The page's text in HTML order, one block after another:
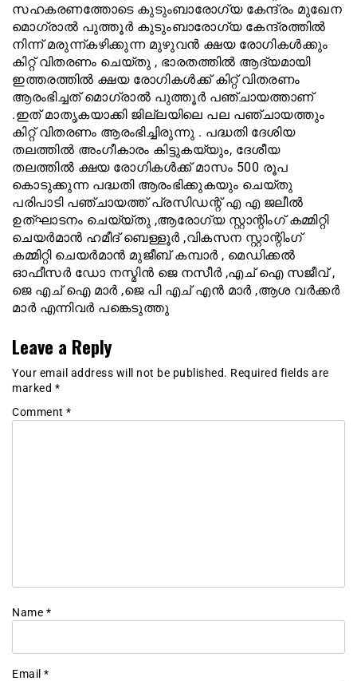
സഹകരണത്തോടെ കുടുംബാരോഗ്യ കേന്ദ്രം മുഖേന
മൊഗ്രാൽ പുത്തൂർ കുടുംബാരോഗ്യ കേന്ദ്രത്തിൽ
നിന്ന് മരുന്ന്കഴിക്കുന്ന മുഴുവൻ ക്ഷയ രോഗികൾക്കും
കിറ്റ് വിതരണം ചെയ്തു , ഭാരതത്തിൽ ആദ്യമായി
ഇത്തരത്തിൽ ക്ഷയ രോഗികൾക്ക് കിറ്റ് വിതരണം
ആരംഭിച്ചത് മൊഗ്രാൽ പുത്തൂർ പഞ്ചായത്താണ്
.ഇത് മാതൃകയാക്കി ജില്ലയിലെ പല പഞ്ചായത്തും
കിറ്റ് വിതരണം ആരംഭിച്ചിരുന്നു . പദ്ധതി ദേശിയ
തലത്തിൽ അംഗീകാരം കിട്ടുകയ്യും, ദേശീയ
തലത്തിൽ ക്ഷയ രോഗികൾക്ക് മാസം 500 രൂപ
കൊടുക്കുന്ന പദ്ധതി ആരംഭിക്കുകയും ചെയ്തു
പരിപാടി പഞ്ചായത്ത്‌ പ്രസിഡന്റ് എ എ ജലീൽ
ഉത്ഘാടനം ചെയ്യ്തു ,ആരോഗ്യ സ്റ്റാന്റിംഗ് കമ്മിറ്റി
ചെയർമാൻ ഹമീദ് ബെള്ളൂർ ,വികസന സ്റ്റാന്റിംഗ്
കമ്മിറ്റി ചെയർമാൻ മുജീബ് കമ്പാർ , മെഡിക്കൽ
ഓഫീസർ ഡോ നസ്മിൻ ജെ നസീർ ,എച്‌ ഐ സജീവ് ,
ജെ എച് ഐ മാർ ,ജെ പി എച് എൻ മാർ ,ആശ വർക്കർ
മാർ എന്നിവർ പങ്കെടുത്തു
Leave a Reply
Your email address will not be published. Required fields are
marked *
Comment *
Name *
Email *